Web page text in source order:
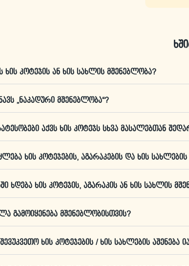
კოტეჯის ან ხის სახლის მშენებლობა?
„ნაკადური მშენებლობა“?
აქვს ხის კოტეჯს სხვა მასალებთან
ხის კოტეჯების, აგარაკების და ხის სახლების
ხდება ხის კოტეჯის, აგარაკის ან ხის სახლის
გამოიყენება მშენებლობისთვის?
ხის კოტეჯების / ხის სახლების აშენება